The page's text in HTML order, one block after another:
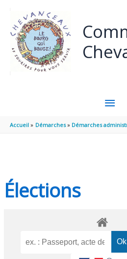
MENU
Accueil Démarches Démarches
Élections